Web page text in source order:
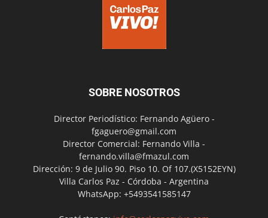
SOBRE NOSOTROS
Director Periodístico: Fernando Agüero -
fgaguero@gmail.com
Director Comercial: Fernando Villa -
fernando.villa@fmazul.com
Dirección: 9 de Julio 90. Piso 10. Of 107.(X5152EYN)
Villa Carlos Paz - Córdoba - Argentina
WhatsApp: +5493541585147